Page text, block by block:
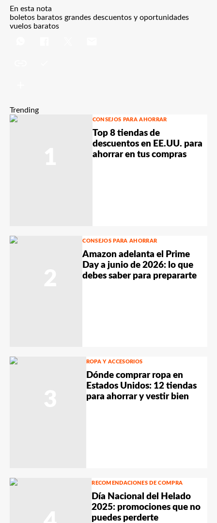
En esta nota
boletos baratos grandes descuentos y oportunidades
vuelos baratos
Trending
CONSEJOS PARA AHORRAR
Top 8 tiendas de
descuentos en EE.UU. para
ahorrar en tus compras
CONSEJOS PARA AHORRAR
Amazon adelanta el Prime
Day a junio de 2026: lo que
debes saber para prepararte
ROPA Y ACCESORIOS
Dónde comprar ropa en
Estados Unidos: 12 tiendas
para ahorrar y vestir bien
RECOMENDACIONES DE COMPRA
Día Nacional del Helado
2025: promociones que no
puedes perderte